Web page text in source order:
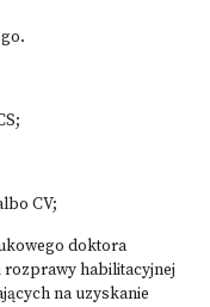
CV;
doktora
habilitacyjnej
na uzyskanie